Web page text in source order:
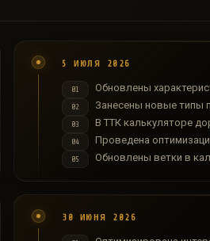
5 ИЮЛЯ 2026
01 Обновлены
02 Занесены новые типы
03 В ТТК калькуляторе
04 Проведена
05 Обновлены ветки в
30 ИЮНЯ 2026